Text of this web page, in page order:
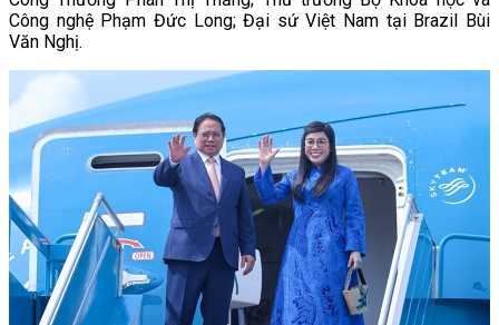
Công nghệ Phạm Đức Long; Đại sứ Việt Nam tại Brazil Bùi
Văn Nghị.